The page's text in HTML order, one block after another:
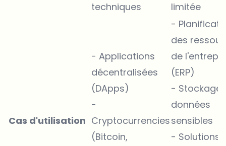
techniques
limitée
Cas d'utilisation
- Applications
décentralisées
(DApps)
-
Cryptocurrencies
(Bitcoin,
-
des
de
(ERP)
- Stockage
données
sensibles
- Solutions